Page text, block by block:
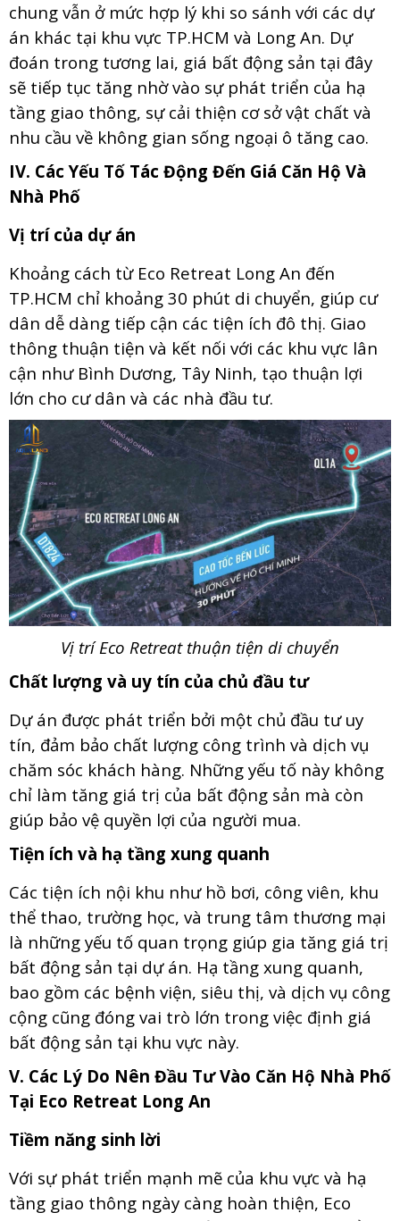
chung vẫn ở mức hợp lý khi so sánh với các dự
án khác tại khu vực TP.HCM và Long An. Dự
đoán trong tương lai, giá bất động sản tại đây
sẽ tiếp tục tăng nhờ vào sự phát triển của hạ
tầng giao thông, sự cải thiện cơ sở vật chất và
nhu cầu về không gian sống ngoại ô tăng cao.
IV. Các Yếu Tố Tác Động Đến Giá Căn Hộ Và
Nhà Phố
Vị trí của dự án
Khoảng cách từ Eco Retreat Long An đến
TP.HCM chỉ khoảng 30 phút di chuyển, giúp cư
dân dễ dàng tiếp cận các tiện ích đô thị. Giao
thông thuận tiện và kết nối với các khu vực lân
cận như Bình Dương, Tây Ninh, tạo thuận lợi
lớn cho cư dân và các nhà đầu tư.
Vị trí Eco Retreat thuận tiện di chuyển
Chất lượng và uy tín của chủ đầu tư
Dự án được phát triển bởi một chủ đầu tư uy
tín, đảm bảo chất lượng công trình và dịch vụ
chăm sóc khách hàng. Những yếu tố này không
chỉ làm tăng giá trị của bất động sản mà còn
giúp bảo vệ quyền lợi của người mua.
Tiện ích và hạ tầng xung quanh
Các tiện ích nội khu như hồ bơi, công viên, khu
thể thao, trường học, và trung tâm thương mại
là những yếu tố quan trọng giúp gia tăng giá trị
bất động sản tại dự án. Hạ tầng xung quanh,
bao gồm các bệnh viện, siêu thị, và dịch vụ công
cộng cũng đóng vai trò lớn trong việc định giá
bất động sản tại khu vực này.
V. Các Lý Do Nên Đầu Tư Vào Căn Hộ Nhà Phố
Tại Eco Retreat Long An
Tiềm năng sinh lời
Với sự phát triển mạnh mẽ của khu vực và hạ
tầng giao thông ngày càng hoàn thiện, Eco